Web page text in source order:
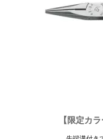
【限定カ